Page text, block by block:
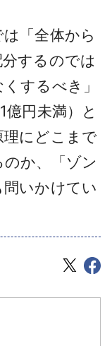
「全体から
するのでは
するべき」
億円未満）と
理にどこまで
か、「ゾン
問いかけてい